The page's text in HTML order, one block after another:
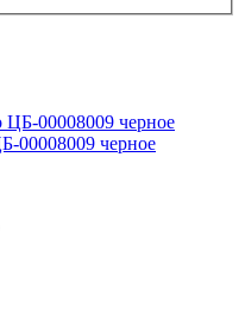
00008009 черное